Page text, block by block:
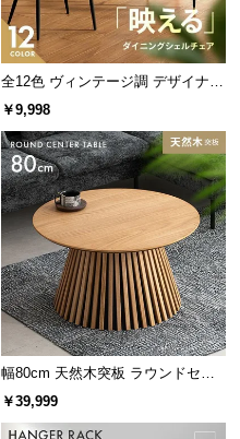
全12色 ヴィンテージ調 デザイナー
ズシェルチェア
￥9,998
幅80cm 天然木突板 ラウンドセン
ターテーブル 美しい格子デザイン
￥39,999